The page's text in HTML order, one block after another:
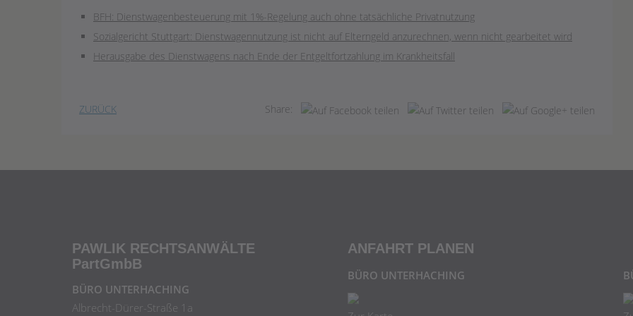
BFH: Dienstwagenbesteuerung mit 1%-Regelung auch ohne tatsächliche Privatnutzung
Sozialgericht Stuttgart: Dienstwagennutzung ist nicht auf Elterngeld anzurechnen, wenn nicht gearbeitet wird
Herausgabe des Dienstwagens nach Ende der Entgeltfortzahlung im Krankheitsfall
ZURÜCK Share:
PAWLIK RECHTSANWÄLTE
PartGmbB
BÜRO UNTERHACHING
Albrecht-Dürer-Straße 1a
ANFAHRT PLANEN
BÜRO UNTERHACHING